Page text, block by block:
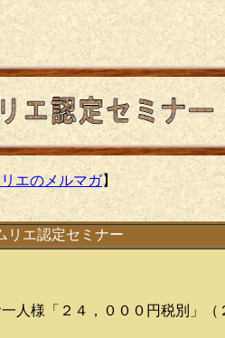
エのメルマガ】
リエ認定セミナー
人様「２４，０００円税別」（